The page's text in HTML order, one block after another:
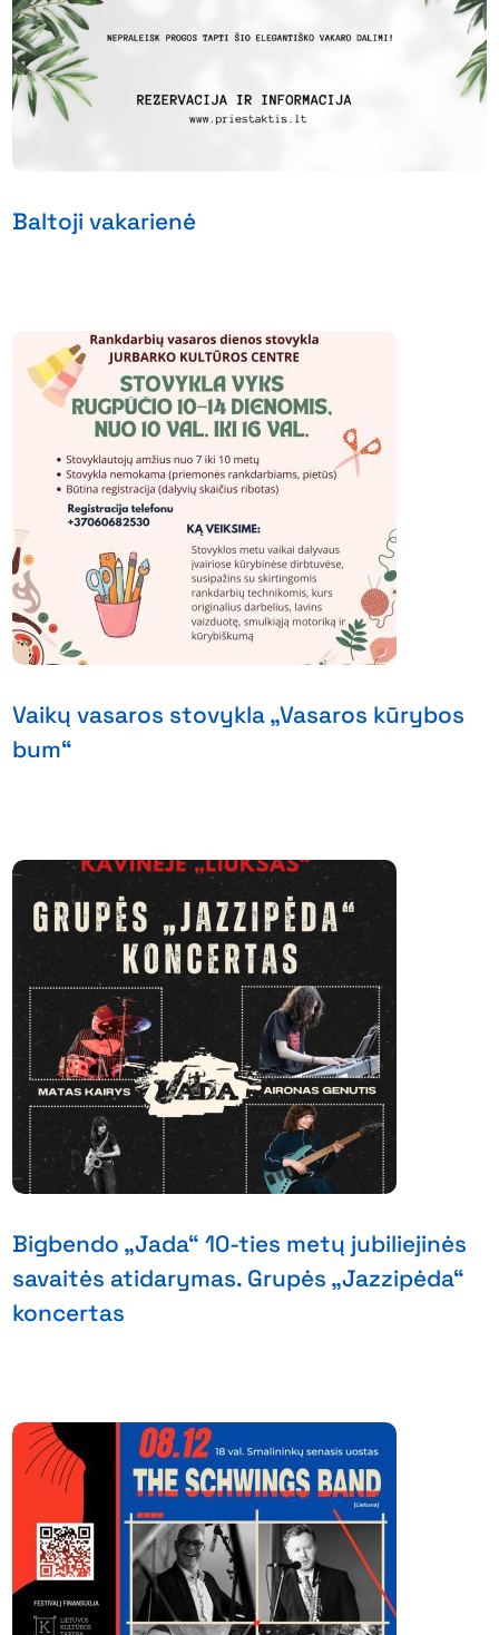
Baltoji vakarienė
Vaikų vasaros stovykla „Vasaros kūrybos
bum“
Bigbendo „Jada“ 10-ties metų jubiliejinės
savaitės atidarymas. Grupės „Jazzipėda“
koncertas